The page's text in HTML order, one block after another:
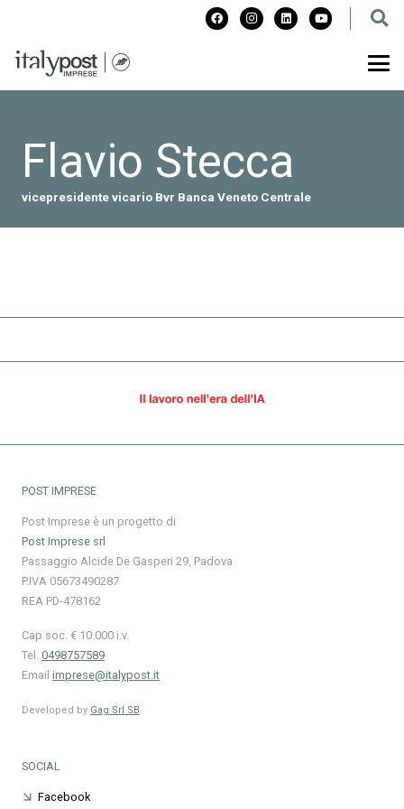
Flavio Stecca
vicepresidente vicario Bvr Banca Veneto Centrale
POST IMPRESE
Post Imprese è un progetto di
Post Imprese srl
Passaggio Alcide De Gasperi 29, Padova
P.IVA 05673490287
REA PD-478162
Cap soc. € 10.000 i.v.
Tel. 0498757589
Email imprese@italypost.it
Developed by Gag Srl SB
SOCIAL
Facebook